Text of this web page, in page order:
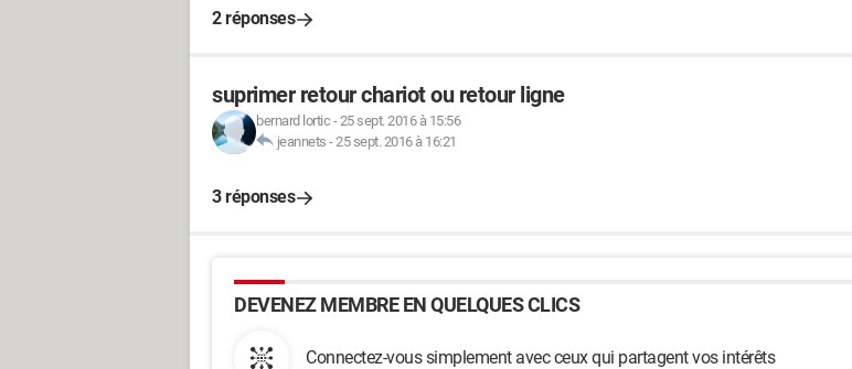
2 réponses
suprimer retour chariot ou retour ligne
bernard lortic -25 sept. 2016 à 15:56
jeannets -25 sept. 2016 à 16:21
3 réponses
DEVENEZ MEMBRE EN QUELQUES CLICS
Connectez-vous simplement avec ceux qui partagent vos intérêts